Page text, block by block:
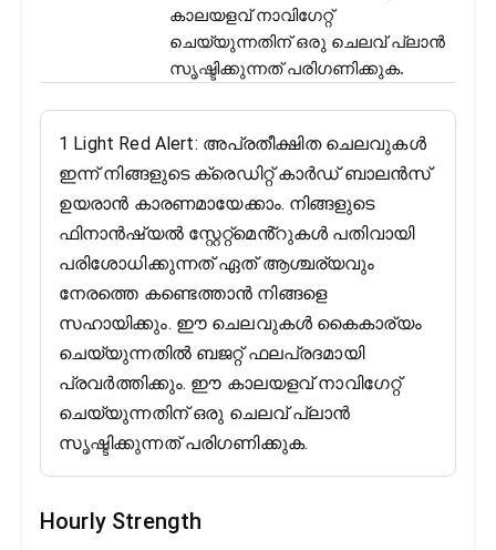
കാലയളവ് നാവിഗേറ്റ്
ചെയ്യുന്നതിന് ഒരു ചെലവ് പ്ലാൻ
സൃഷ്ടിക്കുന്നത് പരിഗണിക്കുക.
1 Light Red Alert: അപ്രതീക്ഷിത ചെലവുകൾ
ഇന്ന് നിങ്ങളുടെ ക്രെഡിറ്റ് കാർഡ് ബാലൻസ്
ഉയരാൻ കാരണമായേക്കാം. നിങ്ങളുടെ
ഫിനാൻഷ്യൽ സ്റ്റേറ്റ്‌മെൻ്റുകൾ പതിവായി
പരിശോധിക്കുന്നത് ഏത് ആശ്ചര്യവും
നേരത്തെ കണ്ടെത്താൻ നിങ്ങളെ
സഹായിക്കും. ഈ ചെലവുകൾ കൈകാര്യം
ചെയ്യുന്നതിൽ ബജറ്റ് ഫലപ്രദമായി
പ്രവർത്തിക്കും. ഈ കാലയളവ് നാവിഗേറ്റ്
ചെയ്യുന്നതിന് ഒരു ചെലവ് പ്ലാൻ
സൃഷ്ടിക്കുന്നത് പരിഗണിക്കുക.
Hourly Strength